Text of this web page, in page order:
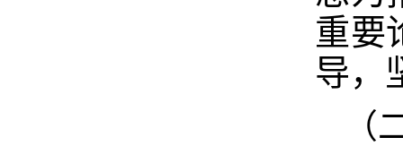
重要
导，